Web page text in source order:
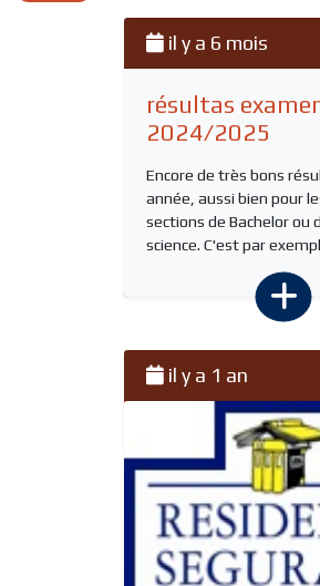
il y a 6 mois
résultas
2024/2025
Encore de très bons
année, aussi bien pour
sections de Bachelor ou
science. C'est par
il y a 1 an